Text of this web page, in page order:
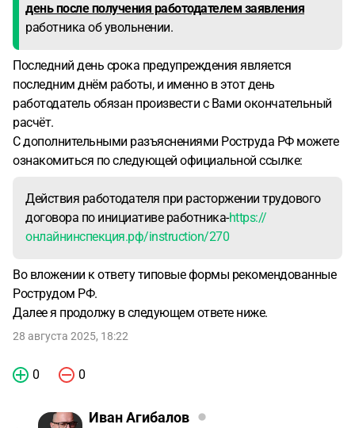
день после получения работодателем заявления
работника об увольнении.
Последний день срока предупреждения является
последним днём работы, и именно в этот день
работодатель обязан произвести с Вами окончательный
расчёт.
С дополнительными разъяснениями Роструда РФ можете
ознакомиться по следующей официальной ссылке:
Действия работодателя при расторжении трудового
договора по инициативе работника-https://
онлайнинспекция.рф/instruction/270
Во вложении к ответу типовые формы рекомендованные
Рострудом РФ.
Далее я продолжу в следующем ответе ниже.
28 августа 2025, 18:22
0 0
Иван Агибалов